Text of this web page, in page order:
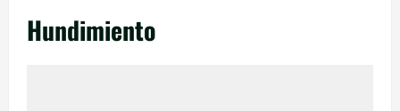
Hundimiento